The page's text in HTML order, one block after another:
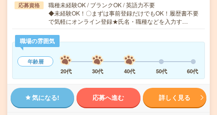
応募資格
職種未経験OK / ブランクOK / 英語力不要
◆未経験OK！〇まずは事前登録だけでもOK！履歴書不要
で気軽にオンライン登録★氏名・職種などを入力す…
職場の雰囲気
年齢層
20代
30代 40代 50代 60代
気になる! 応募へ進む 詳しく見る